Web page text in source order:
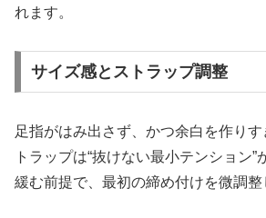
れます。
サイズ感とストラップ調整
足指がはみ出さず、かつ余白を作り
トラップは“抜けない最小テンション”
緩む前提で、最初の締め付けを微調整